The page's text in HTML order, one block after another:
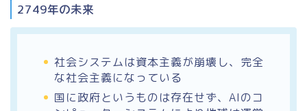
2749年の未来
社会システムは資本主義が崩壊し、完全
な社会主義になっている
国に政府というものは存在せず、AIのコ